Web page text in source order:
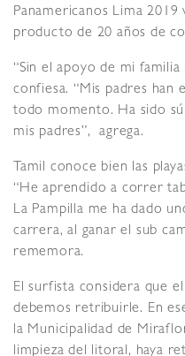
Panamericanos Lima
producto de 20 años de
“Sin el apoyo de mi
confiesa. “Mis padres han
todo momento. Ha sido
mis padres”, agrega.
Tamil conoce bien las
“He aprendido a correr
La Pampilla me ha dado
carrera, al ganar el sub
rememora.
El surfista considera que
debemos retribuirle. En
la Municipalidad de
limpieza del litoral, haya